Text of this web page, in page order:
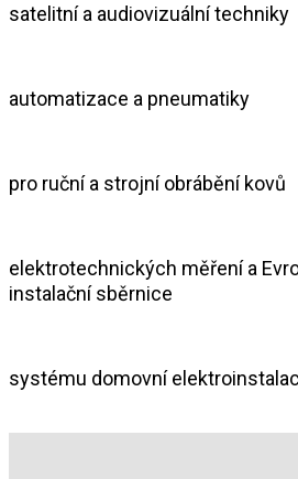
satelitní a audiovizuální techniky
automatizace a pneumatiky
pro ruční a strojní obrábění kovů
elektrotechnických měření a
instalační sběrnice
systému domovní